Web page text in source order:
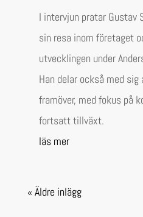
I intervjun pratar Gustav
sin resa inom företaget
utvecklingen under
Han delar också med
framöver, med fokus på
fortsatt tillväxt.
läs mer
« Äldre inlägg